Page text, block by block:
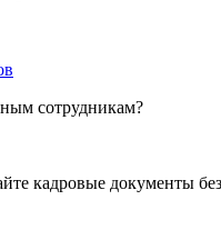
сотрудникам?
кадровые документы